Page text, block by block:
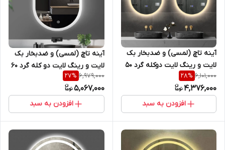
آینه تاچ (لمسی) و ضدبخار بک
لایت و رینگ لایت دوکله گرد 50
* 70 (بیضی - کپسولی) مناسب
سرویس روشویی و اینه کنسول
6,101,000
28%
4,376,000
افزودن به سبد
آینه تاچ (لمسی) و ضدبخار بک
لایت و رینگ لایت دو کله گرد 60
* 80 (بیضی - کپسولی) مناسب
سرویس روشویی و اینه کنسول
6,979,000
27%
5,067,000
افزودن به سبد